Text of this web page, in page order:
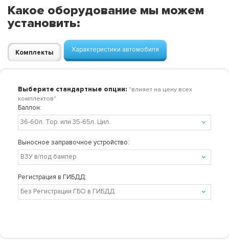
Какое оборудование мы можем
установить:
Комплекты Характеристики автомобиля
Выберите стандартные опции: "влияет на цену всех
комплектов"
Баллон:
Выносное заправочное устройство:
Регистрация в ГИБДД: